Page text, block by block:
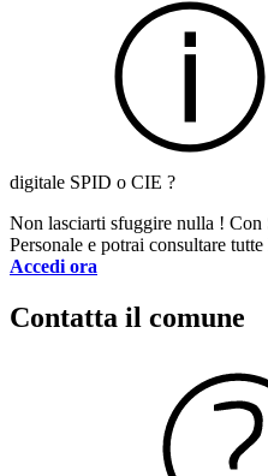
digitale SPID o CIE ?
Non lasciarti sfuggire nulla !
Personale e potrai consultare
Accedi ora
Contatta il comune